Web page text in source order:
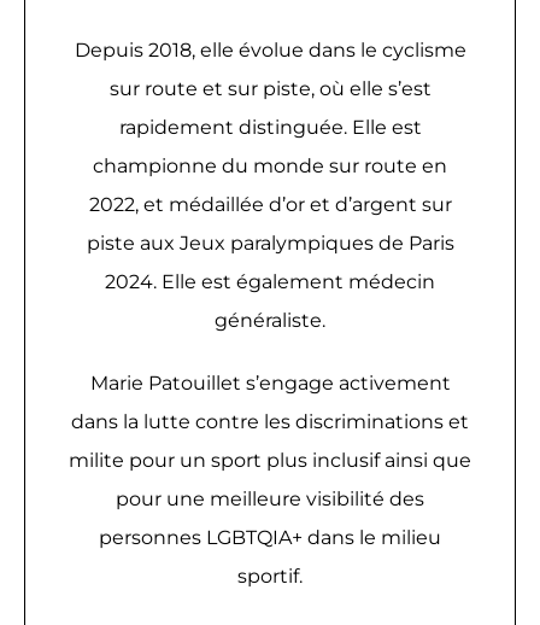
Depuis 2018, elle évolue dans le cyclisme
sur route et sur piste, où elle s’est
rapidement distinguée. Elle est
championne du monde sur route en
2022, et médaillée d’or et d’argent sur
piste aux Jeux paralympiques de Paris
2024. Elle est également médecin
généraliste.
Marie Patouillet s’engage activement
dans la lutte contre les discriminations et
milite pour un sport plus inclusif ainsi que
pour une meilleure visibilité des
personnes LGBTQIA+ dans le milieu
sportif.